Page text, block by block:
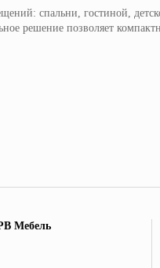
спальни, гостиной,
решение позволяет
Мебель